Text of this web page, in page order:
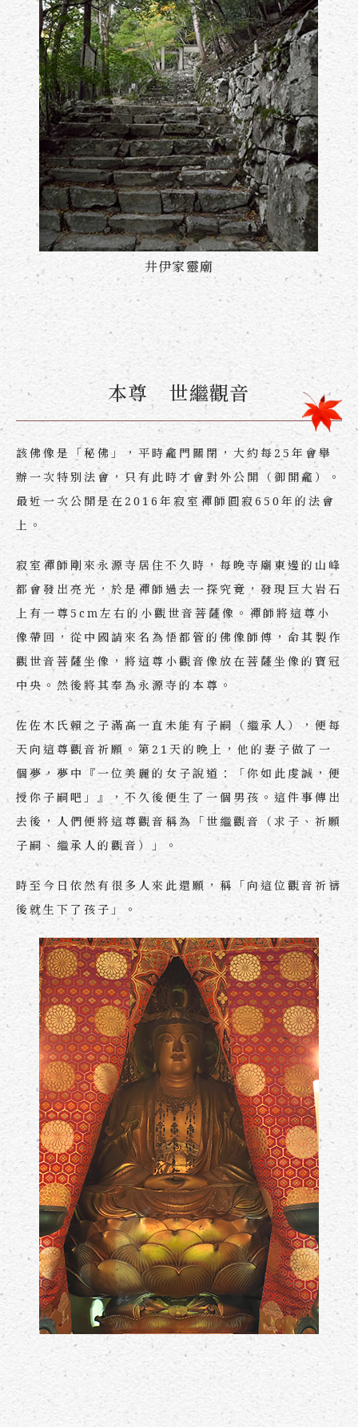
井伊家靈廟
本尊 世繼觀音
該佛像是「秘佛」，平時龕門關閉，大約每25年會舉
辦一次特別法會，只有此時才會對外公開（御開龕）。
最近一次公開是在2016年寂室禪師圓寂650年的法會
上。
寂室禪師剛來永源寺居住不久時，每晚寺廟東邊的山峰
都會發出亮光，於是禪師過去一探究竟，發現巨大岩石
上有一尊5cm左右的小觀世音菩薩像。禪師將這尊小
像帶回，從中國請來名為悟都管的佛像師傅，命其製作
觀世音菩薩坐像，將這尊小觀音像放在菩薩坐像的寶冠
中央。然後將其奉為永源寺的本尊。
佐佐木氏賴之子滿高一直未能有子嗣（繼承人），便每
天向這尊觀音祈願。第21天的晚上，他的妻子做了一
個夢，夢中『一位美麗的女子說道：「你如此虔誠，便
授你子嗣吧」』，不久後便生了一個男孩。這件事傳出
去後，人們便將這尊觀音稱為「世繼觀音（求子、祈願
子嗣、繼承人的觀音）」。
時至今日依然有很多人來此還願，稱「向這位觀音祈禱
後就生下了孩子」。